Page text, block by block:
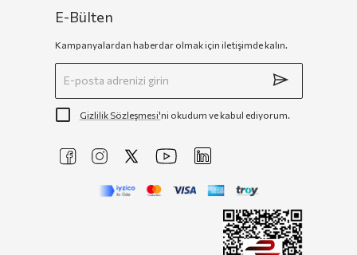
E-Bülten
Kampanyalardan haberdar olmak için iletişimde kalın.
Gizlilik Sözleşmesi'ni okudum ve kabul ediyorum.